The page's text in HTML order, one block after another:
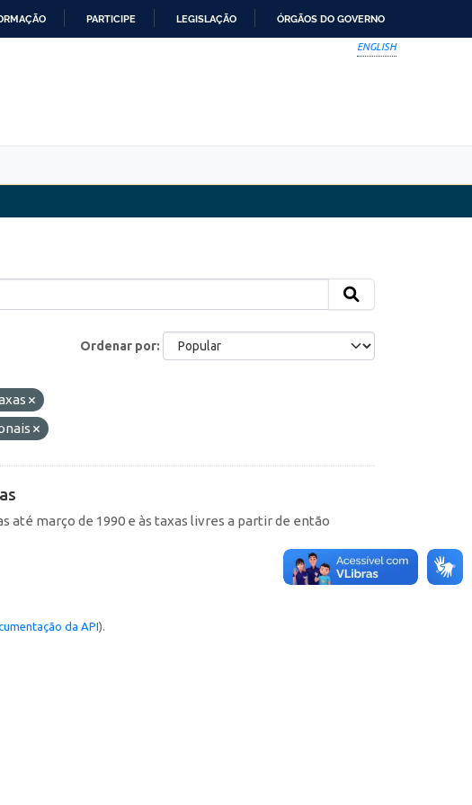
PARTICIPE LEGISLAÇÃO ÓRGÃOS DO GOVERNO
ENGLISH
Ordenar por
até março de 1990 e às taxas livres a partir de então
da API).